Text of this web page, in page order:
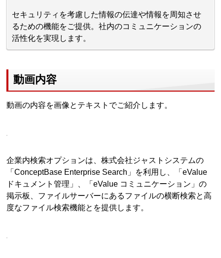
セキュリティを考慮した情報の伝達や情報を周知させ
るための機能をご提供。社内のコミュニケーションの
活性化を実現します。
動画内容
動画の内容を画像とテキストでご紹介します。
企業内検索オプションは、株式会社ジャストシステムの
「ConceptBase Enterprise Search」を利用し、「eValue
ドキュメント管理」、「eValue コミュニケーション」の
掲示板、ファイルサーバーにあるファイルの横断検索と高
度なファイル検索機能とを提供します。